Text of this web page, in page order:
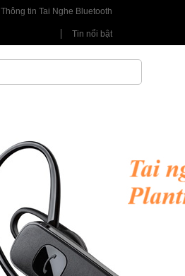
Thông tin Tai Nghe Bluetooth
Tin nổi bật